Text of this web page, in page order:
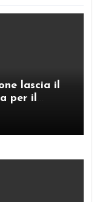
lascia il
per il